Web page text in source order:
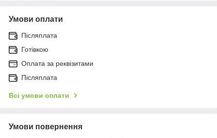
Умови оплати
Післяплата
Готівкою
Оплата за реквізитами
Післяплата
Всі умови оплати
Умови повернення